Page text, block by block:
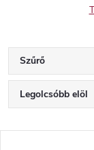
Szűrő
T
e
Legolcsóbb elöl